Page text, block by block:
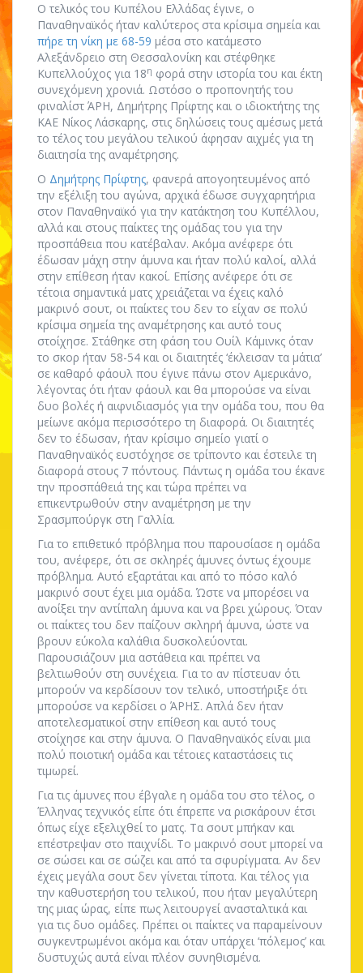
Ο τελικός του Κυπέλου Ελλάδας έγινε, ο
Παναθηναϊκός ήταν καλύτερος στα κρίσιμα σημεία και
πήρε τη νίκη με 68-59 μέσα στο κατάμεστο
Αλεξάνδρειο στη Θεσσαλονίκη και στέφθηκε
Κυπελλούχος για 18η φορά στην ιστορία του και έκτη
συνεχόμενη χρονιά. Ωστόσο ο προπονητής του
φιναλίστ ΆΡΗ, Δημήτρης Πρίφτης και ο ιδιοκτήτης της
ΚΑΕ Νίκος Λάσκαρης, στις δηλώσεις τους αμέσως μετά
το τέλος του μεγάλου τελικού άφησαν αιχμές για τη
διαιτησία της αναμέτρησης.
Ο Δημήτρης Πρίφτης, φανερά απογοητευμένος από
την εξέλιξη του αγώνα, αρχικά έδωσε συγχαρητήρια
στον Παναθηναϊκό για την κατάκτηση του Κυπέλλου,
αλλά και στους παίκτες της ομάδας του για την
προσπάθεια που κατέβαλαν. Ακόμα ανέφερε ότι
έδωσαν μάχη στην άμυνα και ήταν πολύ καλοί, αλλά
στην επίθεση ήταν κακοί. Επίσης ανέφερε ότι σε
τέτοια σημαντικά ματς χρειάζεται να έχεις καλό
μακρινό σουτ, οι παίκτες του δεν το είχαν σε πολύ
κρίσιμα σημεία της αναμέτρησης και αυτό τους
στοίχησε. Στάθηκε στη φάση του Ουίλ Κάμινκς όταν
το σκορ ήταν 58-54 και οι διαιτητές ‘έκλεισαν τα μάτια’
σε καθαρό φάουλ που έγινε πάνω στον Αμερικάνο,
λέγοντας ότι ήταν φάουλ και θα μπορούσε να είναι
δυο βολές ή αιφνιδιασμός για την ομάδα του, που θα
μείωνε ακόμα περισσότερο τη διαφορά. Οι διαιτητές
δεν το έδωσαν, ήταν κρίσιμο σημείο γιατί ο
Παναθηναϊκός ευστόχησε σε τρίποντο και έστειλε τη
διαφορά στους 7 πόντους. Πάντως η ομάδα του έκανε
την προσπάθειά της και τώρα πρέπει να
επικεντρωθούν στην αναμέτρηση με την
Σρασμπούργκ στη Γαλλία.
Για το επιθετικό πρόβλημα που παρουσίασε η ομάδα
του, ανέφερε, ότι σε σκληρές άμυνες όντως έχουμε
πρόβλημα. Αυτό εξαρτάται και από το πόσο καλό
μακρινό σουτ έχει μια ομάδα. Ώστε να μπορέσει να
ανοίξει την αντίπαλη άμυνα και να βρει χώρους. Όταν
οι παίκτες του δεν παίζουν σκληρή άμυνα, ώστε να
βρουν εύκολα καλάθια δυσκολεύονται.
Παρουσιάζουν μια αστάθεια και πρέπει να
βελτιωθούν στη συνέχεια. Για το αν πίστευαν ότι
μπορούν να κερδίσουν τον τελικό, υποστήριξε ότι
μπορούσε να κερδίσει ο ΆΡΗΣ. Απλά δεν ήταν
αποτελεσματικοί στην επίθεση και αυτό τους
στοίχησε και στην άμυνα. Ο Παναθηναϊκός είναι μια
πολύ ποιοτική ομάδα και τέτοιες καταστάσεις τις
τιμωρεί.
Για τις άμυνες που έβγαλε η ομάδα του στο τέλος, ο
Έλληνας τεχνικός είπε ότι έπρεπε να ρισκάρουν έτσι
όπως είχε εξελιχθεί το ματς. Τα σουτ μπήκαν και
επέστρεψαν στο παιχνίδι. Το μακρινό σουτ μπορεί να
σε σώσει και σε σώζει και από τα σφυρίγματα. Αν δεν
έχεις μεγάλα σουτ δεν γίνεται τίποτα. Και τέλος για
την καθυστερήση του τελικού, που ήταν μεγαλύτερη
της μιας ώρας, είπε πως λειτουργεί ανασταλτικά και
για τις δυο ομάδες. Πρέπει οι παίκτες να παραμείνουν
συγκεντρωμένοι ακόμα και όταν υπάρχει ‘πόλεμος’ και
δυστυχώς αυτά είναι πλέον συνηθισμένα.